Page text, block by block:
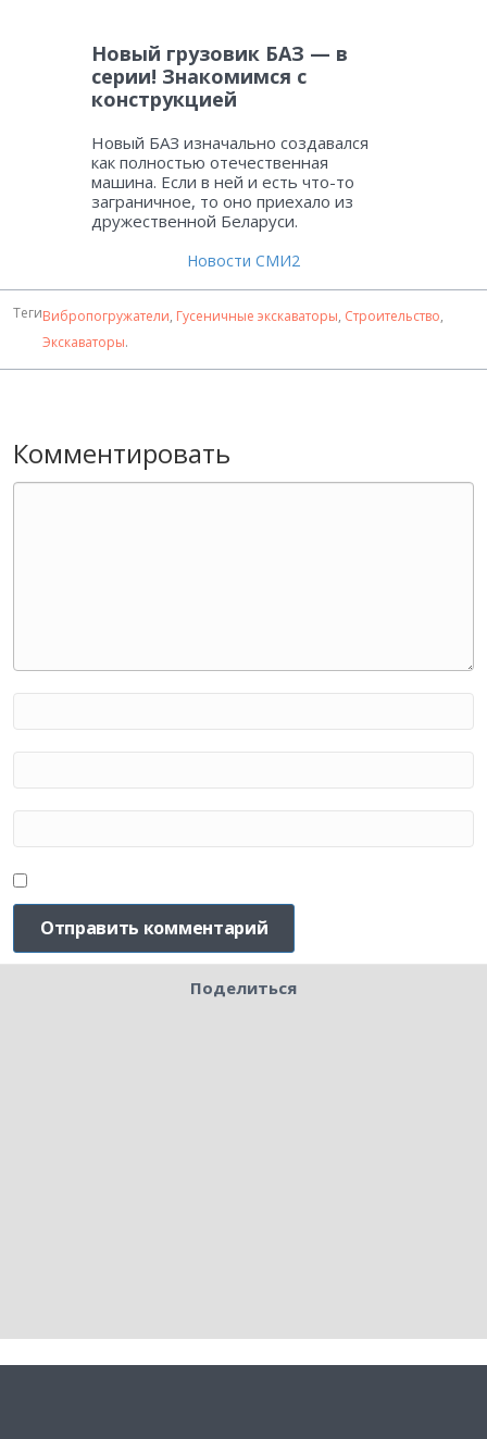
Новый грузовик БАЗ — в
серии! Знакомимся с
конструкцией
Новый БАЗ изначально создавался
как полностью отечественная
машина. Если в ней и есть что-то
заграничное, то оно приехало из
дружественной Беларуси.
Новости СМИ2
ТегиВибропогружатели, Гусеничные экскаваторы, Строительство,
Экскаваторы.
Комментировать
Поделиться